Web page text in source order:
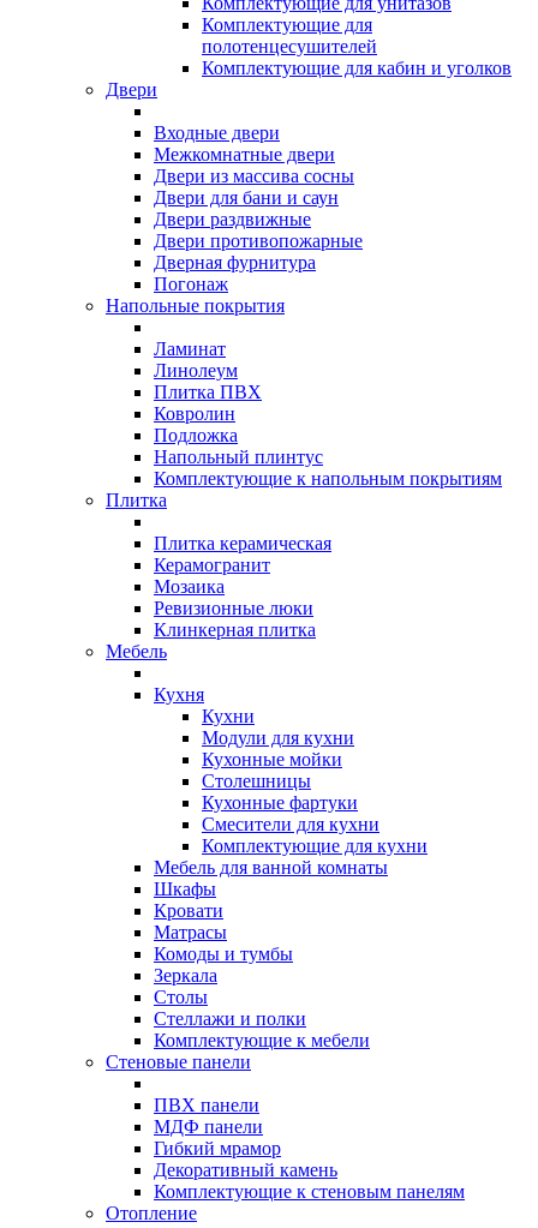
Комплектующие для
полотенцесушителей
Комплектующие для кабин и уголков
Двери
Входные двери
Межкомнатные двери
Двери из массива сосны
Двери для бани и саун
Двери раздвижные
Двери противопожарные
Дверная фурнитура
Погонаж
Напольные покрытия
Ламинат
Линолеум
Плитка ПВХ
Ковролин
Подложка
Напольный плинтус
Комплектующие к напольным покрытиям
Плитка
Плитка керамическая
Керамогранит
Мозаика
Ревизионные люки
Клинкерная плитка
Мебель
Кухня
Кухни
Модули для кухни
Кухонные мойки
Столешницы
Кухонные фартуки
Смесители для кухни
Комплектующие для кухни
Мебель для ванной комнаты
Шкафы
Кровати
Матрасы
Комоды и тумбы
Зеркала
Столы
Стеллажи и полки
Комплектующие к мебели
Стеновые панели
ПВХ панели
МДФ панели
Гибкий мрамор
Декоративный камень
Комплектующие к стеновым панелям
Отопление